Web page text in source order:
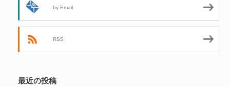
by Email
RSS
最近の投稿